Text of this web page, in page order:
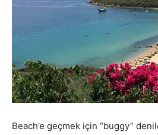
Beach’e geçmek için “buggy”